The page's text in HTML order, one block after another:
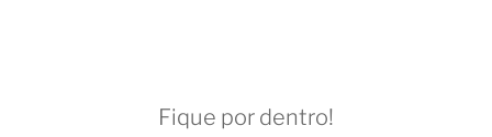
Fique por dentro!